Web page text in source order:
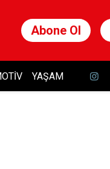
Abone Ol
YAŞAM